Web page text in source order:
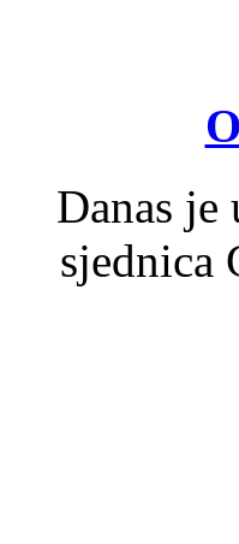
Danas
sjednica